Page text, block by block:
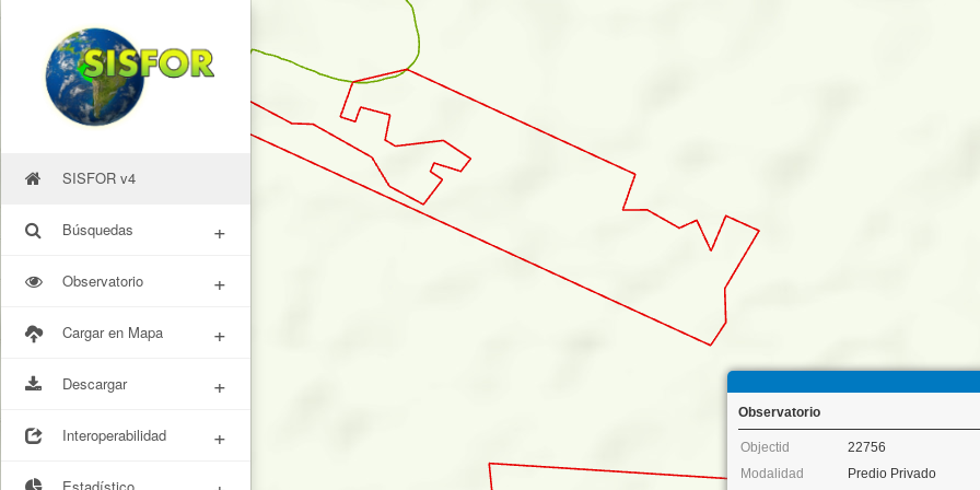
SISFOR v4
Búsquedas +
Observatorio +
Cargar en Mapa +
Descargar +
Interoperabilidad +
Observatorio
Objectid
22756
Modalidad
Predio Privado